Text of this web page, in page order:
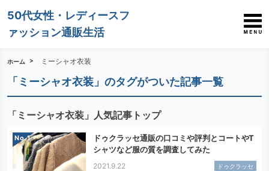
50代女性・レディースフ
ァッション通販生活
ホーム ミーシャオ衣装
「ミーシャオ衣装」のタグがついた記事一覧
「ミーシャオ衣装」人気記事トップ
No.
ドゥクラッセ通販の口コミや評判とコートやT
シャツなど服の質を調査してみた
2021.9.22 ドゥクラッセ